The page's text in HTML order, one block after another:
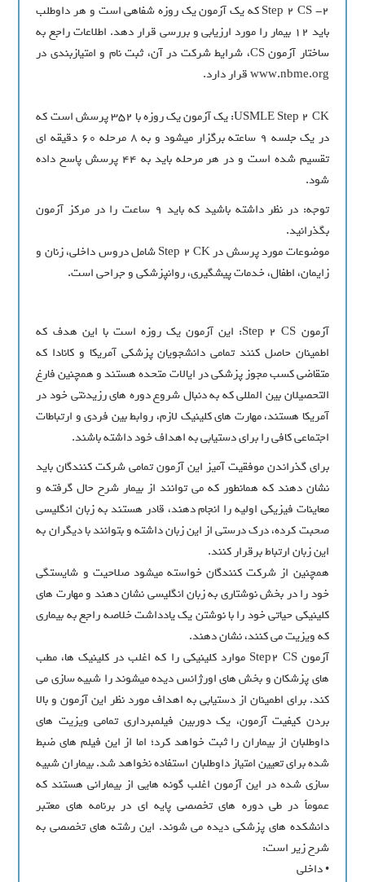
2- Step 2 CS که يک آزمون يک روزه شفاهي است و هر داوطلب
بايد ۱۲ بيمار را مورد ارزيابي و بررسي قرار دهد. اطلاعات راجع به
ساختار آزمون CS، شرايط شرکت در آن، ثبت نام و امتيازبندي در
www.nbme.org قرار دارد.
USMLE Step 2 CK: يک آزمون يک روزه با ۳۵۲ پرسش است که
در يک جلسه ۹ ساعته برگزار مي‏شود و به ۸ مرحله ۶۰ دقيقه‏ اي
تقسيم شده است و در هر مرحله بايد به ۴۴ پرسش پاسخ داده
شود.
توجه: در نظر داشته باشيد که بايد ۹ ساعت را در مرکز آزمون
بگذرانيد.
موضوعات مورد پرسش در Step 2 CK شامل دروس داخلي، زنان و
زايمان، اطفال، خدمات پيشگيري، روانپزشکي و جراحي است.
آزمون Step 2 CS: اين آزمون يک روزه است با اين هدف که
اطمينان حاصل کنند تمامي دانشجويان پزشکي آمريکا و کانادا که
متقاضي کسب مجوز پزشکي در ايالات متحده هستند و همچنين فارغ‏
التحصيلان بين ‏المللي که به دنبال شروع دوره‏ هاي رزيدنتي خود در
آمريکا هستند، مهارت ‏هاي کلينيک لازم، روابط بين فردي و ارتباطات
اجتماعي کافي را براي دستيابي به اهداف خود داشته باشند.
براي گذراندن موفقيت آميز اين آزمون تمامي شرکت کنندگان بايد
نشان دهند که همانطور که مي ‏توانند از بيمار شرح حال گرفته و
معاينات فيزيکي اوليه را انجام دهند، قادر هستند به زبان انگليسي
صحبت کرده، درک درستي از اين زبان داشته و بتوانند با ديگران به
اين زبان ارتباط برقرار کنند.
همچنين از شرکت کنندگان خواسته مي‏شود صلاحيت و شايستگي
خود را در بخش نوشتاري به زبان انگليسي نشان دهند و مهارت‏ هاي
کلينيکي حياتي خود را با نوشتن يک يادداشت خلاصه راجع به بيماري
که ويزيت مي‏ کنند، نشان دهند.
آزمون Step2 CS موارد کلينيکي را که اغلب در کلينيک‏ ها، مطب‏
هاي پزشکان و بخش ‏هاي اورژانس ديده مي‏شوند را شبيه‏ سازي مي‏
کند. براي اطمينان از دستيابي به اهداف مورد نظر اين آزمون و بالا
بردن کيفيت آزمون، يک دوربين فيلمبرداري تمامي ويزيت‏ هاي
داوطلبان از بيماران را ثبت خواهد کرد؛ اما از اين فيلم ‏هاي ضبط
شده براي تعيين امتياز داوطلبان استفاده نخواهد شد. بيماران شبيه‏
سازي شده در اين آزمون اغلب گونه‏ هايي از بيماراني هستند که
عموماً در طي دوره ‏هاي تخصصي پايه ‏اي در برنامه‏ هاي معتبر
دانشکده‏ هاي پزشکي ديده مي‏ شوند. اين رشته ‏هاي تخصصي به
شرح زير است:
• داخلي